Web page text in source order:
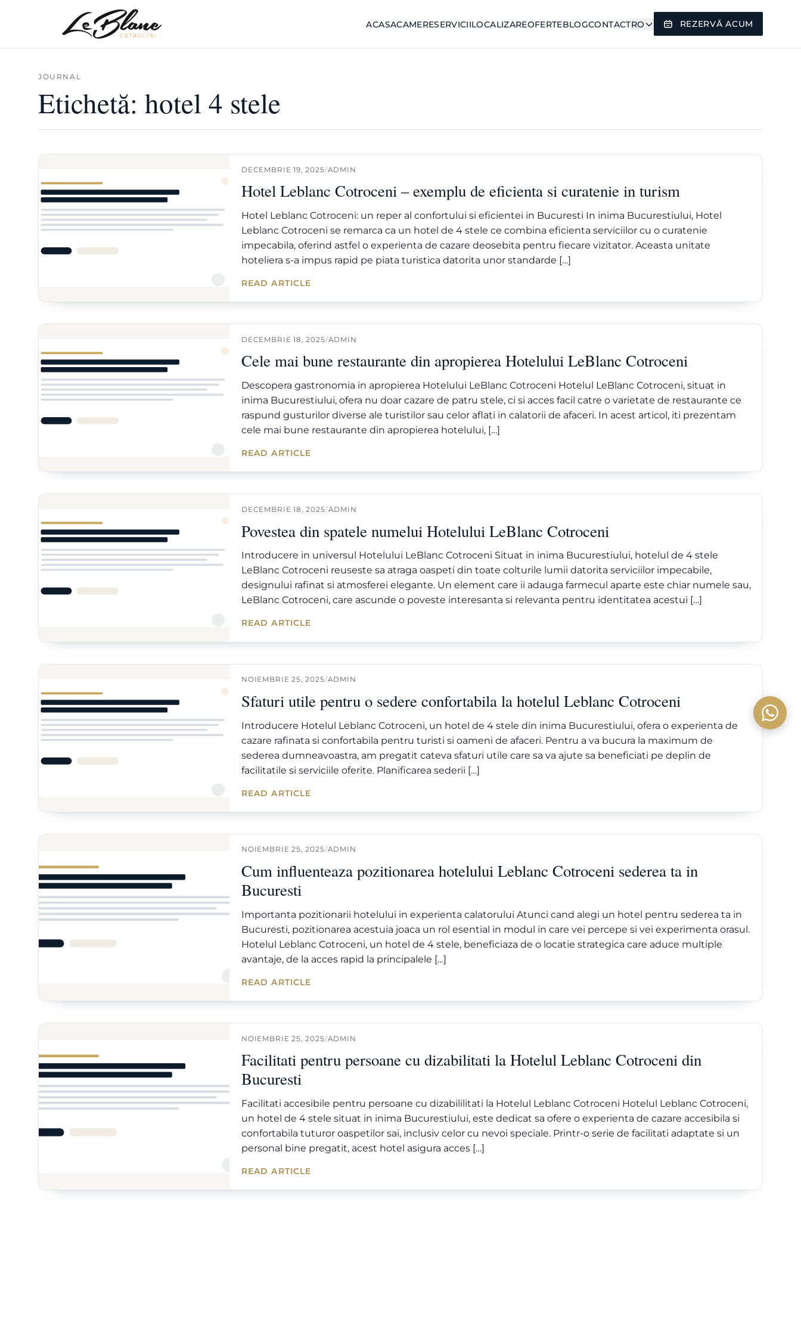
ACASACAMERESERVICIILOCALIZAREOFERTEBLOGCONTACTRO REZERVĂ ACUM
JOURNAL
Etichetă: hotel 4 stele
DECEMBRIE 19, 2025/ADMIN
Hotel Leblanc Cotroceni – exemplu de eficienta si curatenie in turism
Hotel Leblanc Cotroceni: un reper al confortului si eficientei in Bucuresti In inima Bucurestiului, Hotel
Leblanc Cotroceni se remarca ca un hotel de 4 stele ce combina eficienta serviciilor cu o curatenie
impecabila, oferind astfel o experienta de cazare deosebita pentru fiecare vizitator. Aceasta unitate
hoteliera s-a impus rapid pe piata turistica datorita unor standarde […]
READ ARTICLE
DECEMBRIE 18, 2025/ADMIN
Cele mai bune restaurante din apropierea Hotelului LeBlanc Cotroceni
Descopera gastronomia in apropierea Hotelului LeBlanc Cotroceni Hotelul LeBlanc Cotroceni, situat in
inima Bucurestiului, ofera nu doar cazare de patru stele, ci si acces facil catre o varietate de restaurante ce
raspund gusturilor diverse ale turistilor sau celor aflati in calatorii de afaceri. In acest articol, iti prezentam
cele mai bune restaurante din apropierea hotelului, […]
READ ARTICLE
DECEMBRIE 18, 2025/ADMIN
Povestea din spatele numelui Hotelului LeBlanc Cotroceni
Introducere in universul Hotelului LeBlanc Cotroceni Situat in inima Bucurestiului, hotelul de 4 stele
LeBlanc Cotroceni reuseste sa atraga oaspeti din toate colturile lumii datorita serviciilor impecabile,
designului rafinat si atmosferei elegante. Un element care ii adauga farmecul aparte este chiar numele sau,
LeBlanc Cotroceni, care ascunde o poveste interesanta si relevanta pentru identitatea acestui […]
READ ARTICLE
NOIEMBRIE 25, 2025/ADMIN
Sfaturi utile pentru o sedere confortabila la hotelul Leblanc Cotroceni
Introducere Hotelul Leblanc Cotroceni, un hotel de 4 stele din inima Bucurestiului, ofera o experienta de
cazare rafinata si confortabila pentru turisti si oameni de afaceri. Pentru a va bucura la maximum de
sederea dumneavoastra, am pregatit cateva sfaturi utile care sa va ajute sa beneficiati pe deplin de
facilitatile si serviciile oferite. Planificarea sederii […]
READ ARTICLE
NOIEMBRIE 25, 2025/ADMIN
Cum influenteaza pozitionarea hotelului Leblanc Cotroceni sederea ta in
Bucuresti
Importanta pozitionarii hotelului in experienta calatorului Atunci cand alegi un hotel pentru sederea ta in
Bucuresti, pozitionarea acestuia joaca un rol esential in modul in care vei percepe si vei experimenta orasul.
Hotelul Leblanc Cotroceni, un hotel de 4 stele, beneficiaza de o locatie strategica care aduce multiple
avantaje, de la acces rapid la principalele […]
READ ARTICLE
NOIEMBRIE 25, 2025/ADMIN
Facilitati pentru persoane cu dizabilitati la Hotelul Leblanc Cotroceni din
Bucuresti
Facilitati accesibile pentru persoane cu dizabililitati la Hotelul Leblanc Cotroceni Hotelul Leblanc Cotroceni,
un hotel de 4 stele situat in inima Bucurestiului, este dedicat sa ofere o experienta de cazare accesibila si
confortabila tuturor oaspetilor sai, inclusiv celor cu nevoi speciale. Printr-o serie de facilitati adaptate si un
personal bine pregatit, acest hotel asigura acces […]
READ ARTICLE